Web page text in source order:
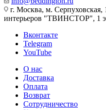
г. Москва, м.
интерьеров "ТВИНСТОР", 1
Вконтакте
Telegram
YouTube
О нас
Доставка
Оплата
Возврат
Сотрудничество